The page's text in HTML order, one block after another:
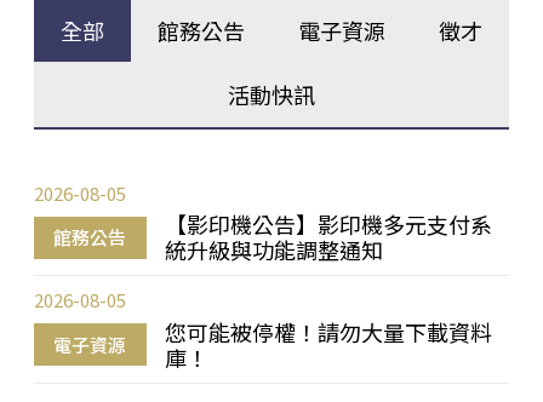
全部 館務公告 電子資源 徵才
活動快訊
館務公告
【影印機公告】影印機多元支付系
統升級與功能調整通知
2026-08-05
電子資源
您可能被停權！請勿大量下載資料
庫！
2026-08-05